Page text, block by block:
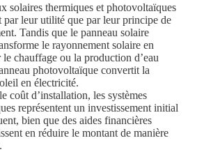
solaires thermiques et photovoltaïques
par leur utilité que par leur principe de
Tandis que le panneau solaire
le rayonnement solaire en
chauffage ou la production d’eau
photovoltaïque convertit la
en électricité.
coût d’installation, les systèmes
représentent un investissement initial
bien que des aides financières
en réduire le montant de manière